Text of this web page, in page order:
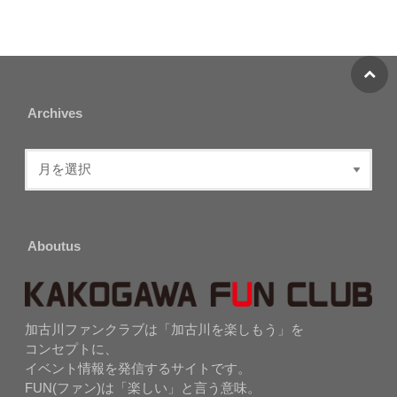
Archives
Aboutus
加古川ファンクラブは「加古川を楽しもう」を
コンセプトに、
イベント情報を発信するサイトです。
FUN(ファン)は「楽しい」と言う意味。